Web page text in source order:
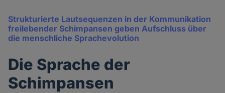
Strukturierte Lautsequenzen in der Kommunikation
freilebender Schimpansen geben Aufschluss über
die menschliche Sprachevolution
Die Sprache der
Schimpansen